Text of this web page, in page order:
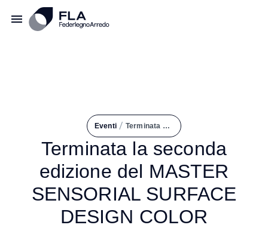
Eventi / Terminata La Seconda Edizione del MASTER SENSORIAL SURFACE DESIGN COLOR
Terminata la seconda
edizione del MASTER
SENSORIAL SURFACE
DESIGN COLOR